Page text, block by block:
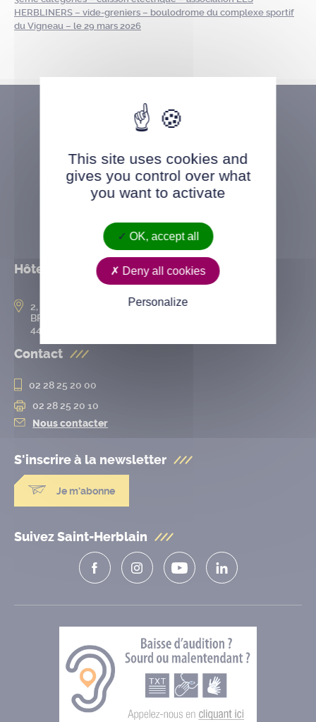
HERBLINERS – vide-greniers – boulodrome du complexe sportif
du Vigneau – le 29 mars 2026
Hôtel de ville
2, rue de l’Hôtel-de-Ville
BP 50167
44802 Saint-Herblain cedex
Contact
02 28 25 20 00
02 28 25 20 10
Nous contacter
S'inscrire à la newsletter
Je m'abonne
Suivez Saint-Herblain
This site uses cookies and
gives you control over what
you want to activate
OK, accept all
Deny all cookies
Personalize